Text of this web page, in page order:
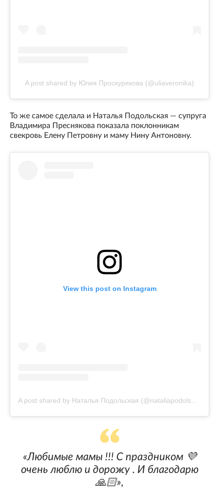
A post shared by Юлия Проскурякова (@uliaveronika)
То же самое сделала и Наталья Подольская — супруга
Владимира Преснякова показала поклонникам
свекровь Елену Петровну и маму Нину Антоновну.
View this post on Instagram
A post shared by Наталья Подольская (@nataliapodolskaya)
«Любимые мамы !!! С праздником 💜
очень люблю и дорожу . И благодарю
🙏🏻»,